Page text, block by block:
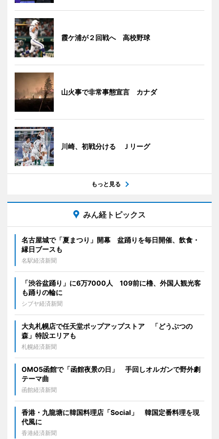
霞ケ浦が２回戦へ 高校野球
山火事で非常事態宣言 カナダ
川崎、初戦分ける Ｊリーグ
もっと見る
みん経トピックス
名古屋城で「夏まつり」開幕 盆踊りを毎日開催、飲食・
縁日ブースも
名駅経済新聞
「渋谷盆踊り」に6万7000人 109前に櫓、外国人観光客
も踊りの輪に
シブヤ経済新聞
大丸札幌店で任天堂ポップアップストア 「どうぶつの
森」特設エリアも
札幌経済新聞
OMO5函館で「函館夜景の日」 手回しオルガンで野外劇
テーマ曲
函館経済新聞
香港・九龍塘に韓国料理店「Social」 韓国定番料理を現
代風に
香港経済新聞